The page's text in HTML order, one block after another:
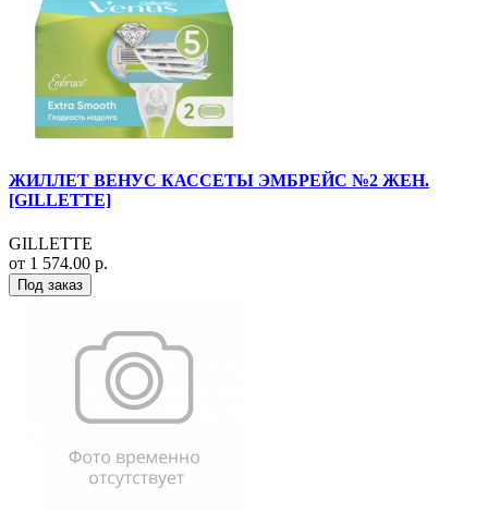
ЖИЛЛЕТ ВЕНУС КАССЕТЫ ЭМБРЕЙС №2 ЖЕН.
[GILLETTE]
GILLETTE
от 1 574.00 р.
Под заказ